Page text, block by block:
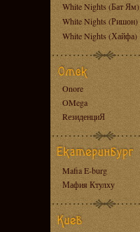
White Nights (Бат Ям)
White Nights (Ришон)
White Nights (Хайфа)
Onore
OMega
RезиденциЯ
Mafia E-burg
Мафия Ктулху